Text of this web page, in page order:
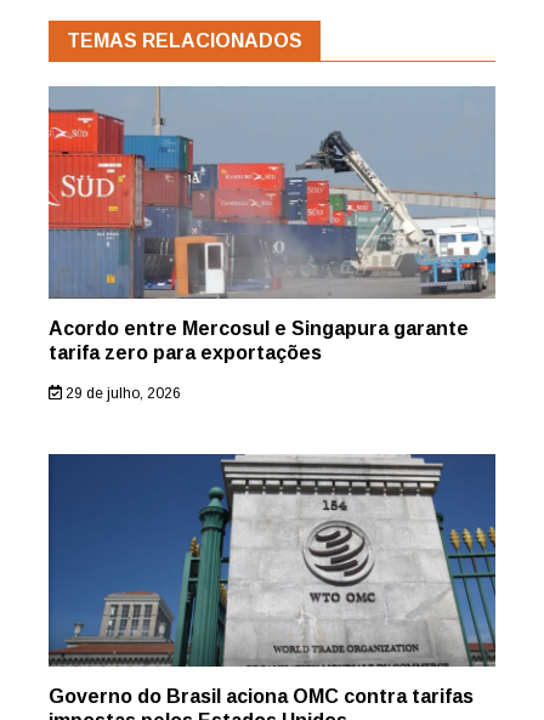
TEMAS RELACIONADOS
Acordo entre Mercosul e Singapura garante
tarifa zero para exportações
29 de julho, 2026
Governo do Brasil aciona OMC contra tarifas